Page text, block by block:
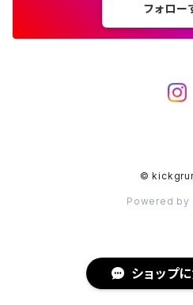
フォロー
©
Powered by
ショップ